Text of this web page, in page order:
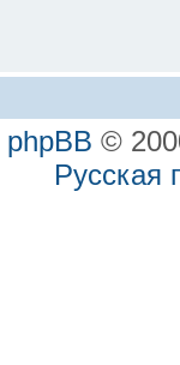
phpBB ©
Русская